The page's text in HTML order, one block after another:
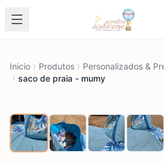
Inicio Produtos
Personalizados &
saco de praia - mumy